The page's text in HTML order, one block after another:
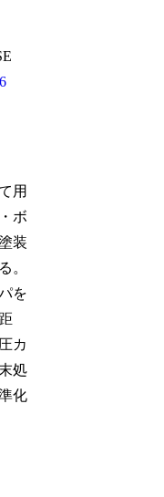
用
ボ
装
。
を
カ
処
化